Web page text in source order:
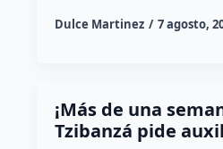
Dulce Martinez 7 agosto,
¡Más de una
Tzibanzá pide